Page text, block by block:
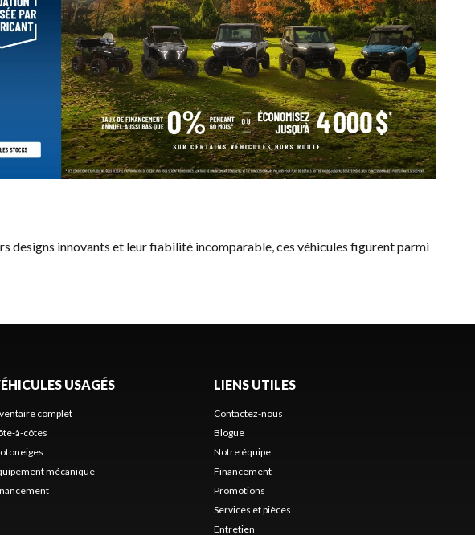
designs innovants et leur fiabilité incomparable, ces véhicules figurent parmi
USAGÉS
complet
à-côtes
mécanique
LIENS UTILES
Contactez-nous
Blogue
Notre équipe
Financement
Promotions
Services et pièces
Entretien